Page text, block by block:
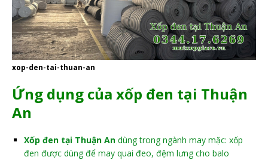
xop-den-tai-thuan-an
Ứng dụng của xốp đen tại Thuận
An
Xốp đen tại Thuận An dùng trong ngành may mặc: xốp
đen được dùng để may quai đeo, đệm lưng cho balo